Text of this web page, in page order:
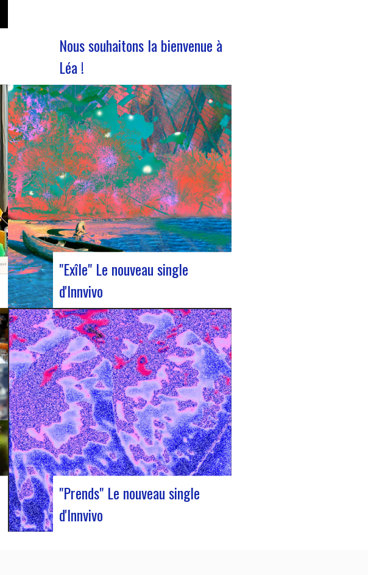
Nous souhaitons la bienvenue à
Léa !
Nous accueillons notre nouvelle volontaire
en service civique Nous avons le plaisir de
vous annoncer l’arrivée de Léa Plumaugat
dans l’équipe de Manag’art !!Arrivée début
novembre, on se devait de vous la
présenter ! Léa nous a rejoint à la suite de
l’obtention de son…
"Exîle" Le nouveau single
d'Innvivo
Le 12 octobre 2023 a été marqué par la
sortie du nouveau single d’Innvivo, intitulé
« Exile ». Un morceau aux airs introspectifs,
qui vous permet de vous plonger dans
l’univers philosophique & mélancolique du
duo bordelais. « Exile » débute avec une
tonalité introspective, invitant l’auditeur à
s’aventurer…
"Prends" Le nouveau single
d'Innvivo